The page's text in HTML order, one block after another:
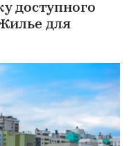
доступного
для